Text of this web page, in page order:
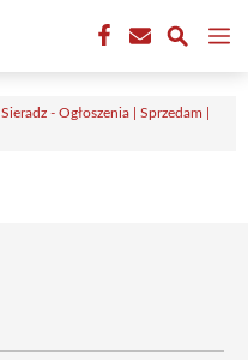
Sieradz - Ogłoszenia | Sprzedam |